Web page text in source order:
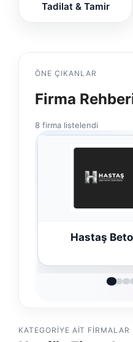
Tadilat & Tamir
ÖNE ÇIKANLAR
Firma
8 firma listelendi
Hastaş
KATEGORIYE AIT FIRMALAR